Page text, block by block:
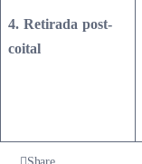
4. Retirada post-
coital